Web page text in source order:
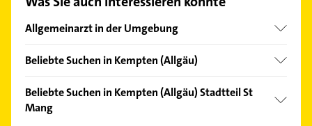
Hier finden Sie alleKontaktdaten
Allgemeinarzt in der Umgebung
Durach
Haldenwang Allgäu
Oy-Mittelberg
Beliebte Suchen in Kempten (Allgäu)
Schreiner
Bauunternehmen
Beliebte Suchen in Kempten (Allgäu) Stadtteil St
Mang